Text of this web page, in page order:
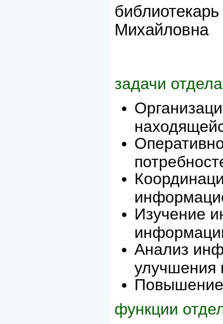
Михайловна
задачи
Изучение
Анализ
улучшения
Повышение
функции